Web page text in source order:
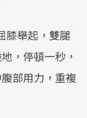
膝舉起，雙腿
，停頓一秒，
部用力，重複